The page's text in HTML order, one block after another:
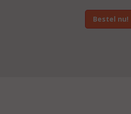
Bestel nu!